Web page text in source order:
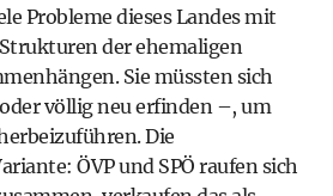
Probleme dieses Landes mit
der ehemaligen
Sie müssten sich
völlig neu erfinden –, um
Die
ÖVP und SPÖ raufen sich